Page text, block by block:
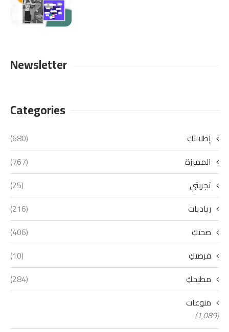
Newsletter
Categories
إطلالتكِ
(680)
المميزة
(767)
تجربتي
(25)
رياديات
(216)
صحتكِ
(406)
فرصتكِ
(10)
مطبخكِ
(284)
منوعات
(1٬089)